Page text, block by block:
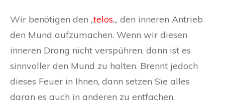
Wir benötigen den „telos„, den inneren Antrieb
den Mund aufzumachen. Wenn wir diesen
inneren Drang nicht verspühren, dann ist es
sinnvoller den Mund zu halten. Brennt jedoch
dieses Feuer in Ihnen, dann setzen Sie alles
daran es auch in anderen zu entfachen.